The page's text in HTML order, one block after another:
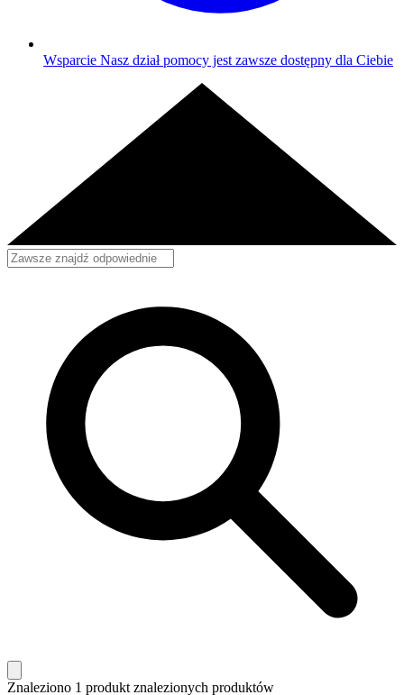
Wsparcie Nasz dział pomocy jest zawsze dostępny dla Ciebie
Znaleziono 1 produkt znalezionych produktów